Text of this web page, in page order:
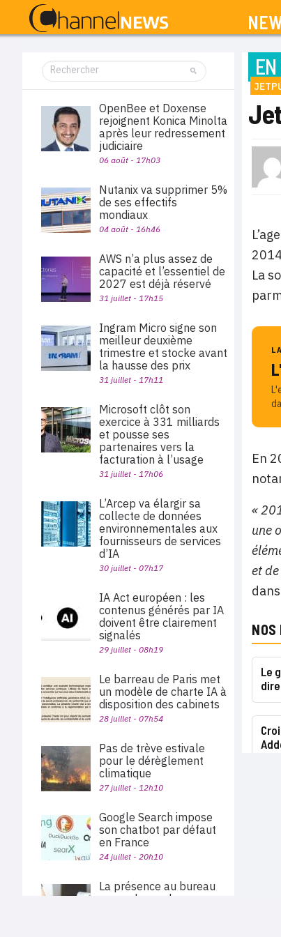
La
En
«
une
et
NOS
Le
OpenBee et Doxense
rejoignent Konica Minolta
après leur redressement
judiciaire
06 août - 17h03
Nutanix va supprimer 5%
de ses effectifs
mondiaux
04 août - 16h46
AWS n’a plus assez de
capacité et l’essentiel de
2027 est déjà réservé
31 juillet - 17h15
Ingram Micro signe son
meilleur deuxième
trimestre et stocke avant
la hausse des prix
31 juillet - 17h11
Microsoft clôt son
exercice à 331 milliards
et pousse ses
partenaires vers la
facturation à l’usage
31 juillet - 17h06
L’Arcep va élargir sa
collecte de données
environnementales aux
fournisseurs de services
d’IA
30 juillet - 07h17
IA Act européen : les
contenus générés par IA
doivent être clairement
signalés
29 juillet - 08h19
Le barreau de Paris met
un modèle de charte IA à
disposition des cabinets
28 juillet - 07h54
Pas de trève estivale
pour le dérèglement
climatique
27 juillet - 12h10
Google Search impose
son chatbot par défaut
en France
24 juillet - 20h10
La présence au bureau
ne rend pas plus